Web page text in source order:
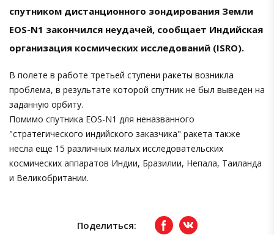
спутником дистанционного зондирования Земли
EOS-N1 закончился неудачей, сообщает Индийская
организация космических исследований (ISRO).
В полете в работе третьей ступени ракеты возникла
проблема, в результате которой спутник не был выведен на
заданную орбиту.
Помимо спутника EOS-N1 для неназванного
"стратегического индийского заказчика" ракета также
несла еще 15 различных малых исследовательских
космических аппаратов Индии, Бразилии, Непала, Таиланда
и Великобритании.
Поделиться: FacebookвКонтакте